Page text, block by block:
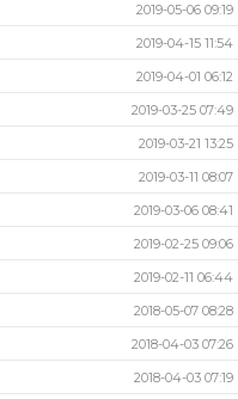
2019-05-06 09:19
2019-04-15 11:54
2019-04-01 06:12
2019-03-25 07:49
2019-03-21 13:25
2019-03-11 08:07
2019-03-06 08:41
2019-02-25 09:06
2019-02-11 06:44
2018-05-07 08:28
2018-04-03 07:26
2018-04-03 07:19